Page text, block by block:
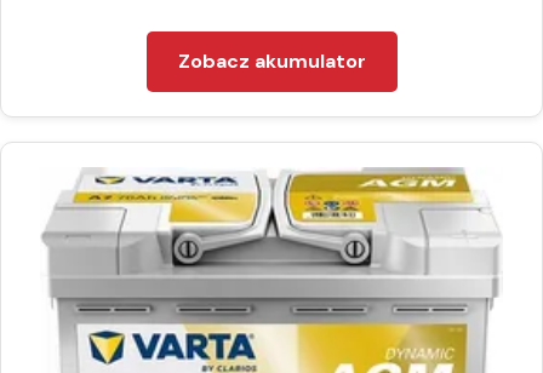
Zobacz akumulator